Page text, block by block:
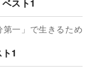
スト1
一」で生きるため
1